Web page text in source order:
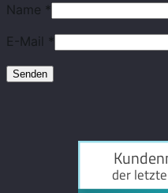
Name *
E-Mail *